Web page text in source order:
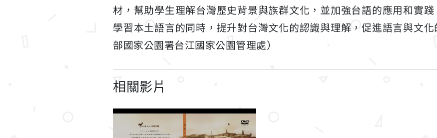
材，幫助學生理解台灣歷史背景與族群文化，並加強台語的應用和實
學習本土語言的同時，提升對台灣文化的認識與理解，促進語言與文
部國家公園署台江國家公園管理處）
相關影片